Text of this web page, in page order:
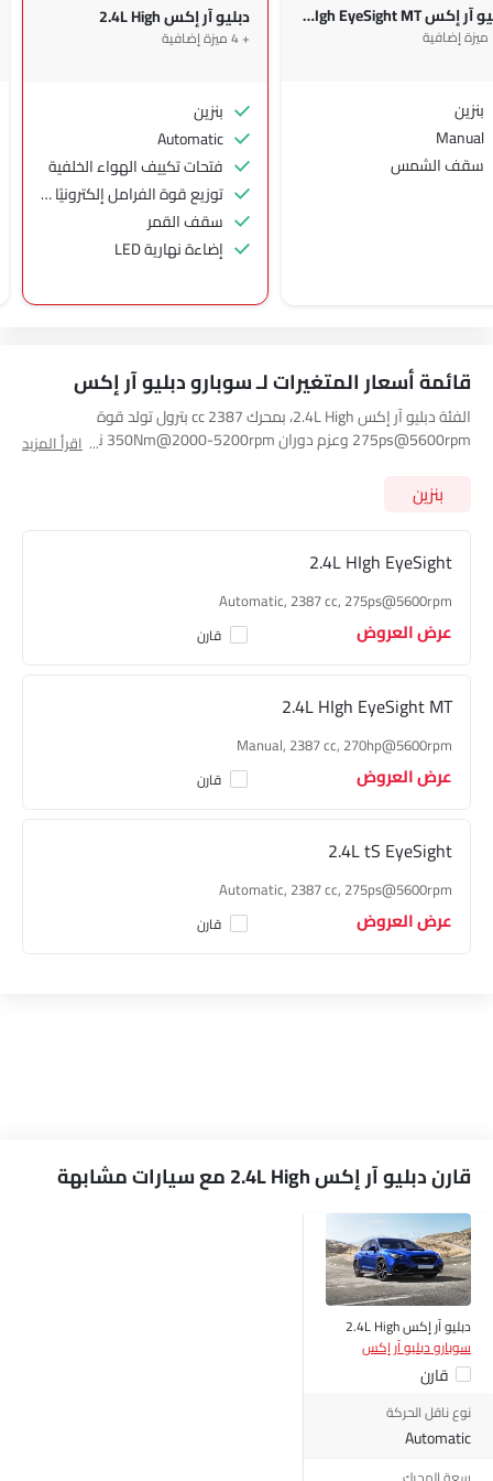
دبليو آر إكس 2.4L HIgh EyeSight MT
بنزين
Manual
سقف الشمس
دبليو آر إكس 2.4L High
+ 4 ميزة إضافية
بنزين
Automatic
فتحات تكييف الهواء الخلفية
توزيع قوة الفرامل إلكترونيًا (EBD)
سقف القمر
إضاءة نهارية LED
قائمة أسعار المتغيرات لـ سوبارو دبليو آر إكس
الفئة دبليو آر إكس 2.4L High، بمحرك 2387 cc بترول تولد قوة
275ps@5600rpm وعزم دوران 350Nm@2000-5200rpm نيوتن متر.
حركة 6 Speed Manual. استعرض جميع أسعار الفئات الأخرى لـ
دبليو آر إكس
اقرأ المزيد
بنزين
2.4L HIgh EyeSight
Automatic, 2387 cc, 275ps@5600rpm
عرض العروض قارن
2.4L HIgh EyeSight MT
Manual, 2387 cc, 270hp@5600rpm
عرض العروض قارن
2.4L tS EyeSight
Automatic, 2387 cc, 275ps@5600rpm
عرض العروض قارن
قارن دبليو آر إكس 2.4L High مع سيارات مشابهة
دبليو آر إكس 2.4L High
سوبارو دبليو آر إكس
قارن
نوع ناقل الحركة
Automatic